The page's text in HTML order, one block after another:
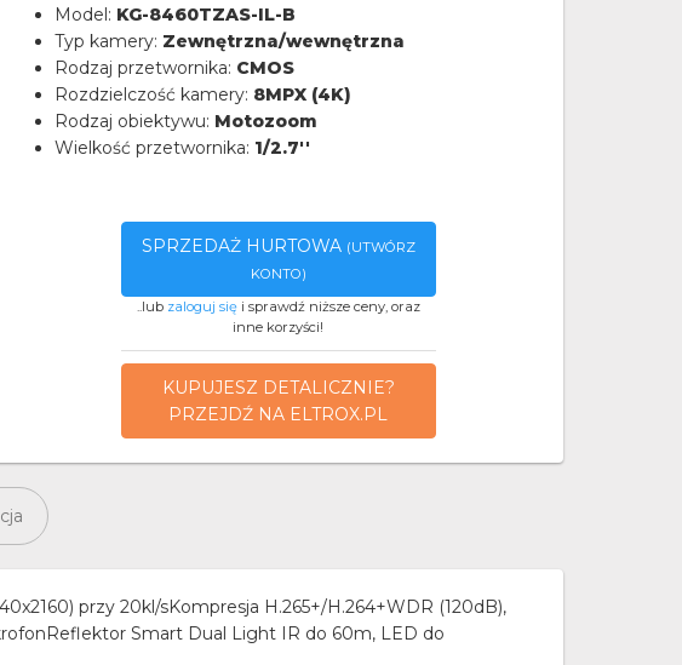
Model: KG-8460TZAS-IL-B
Typ kamery: Zewnętrzna/wewnętrzna
Rodzaj przetwornika: CMOS
Rozdzielczość kamery: 8MPX (4K)
Rodzaj obiektywu: Motozoom
Wielkość przetwornika: 1/2.7''
SPRZEDAŻ HURTOWA (UTWÓRZ
KONTO)
..lub zaloguj sięi sprawdź niższe ceny, oraz
inne korzyści!
KUPUJESZ DETALICZNIE?
PRZEJDŹ NA ELTROX.PL
przy 20kl/sKompresja H.265+/H.264+WDR (120dB),
Smart Dual Light IR do 60m, LED do